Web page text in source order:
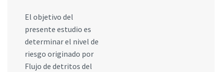
El objetivo del
presente estudio es
determinar el nivel de
riesgo originado por
Flujo de detritos del